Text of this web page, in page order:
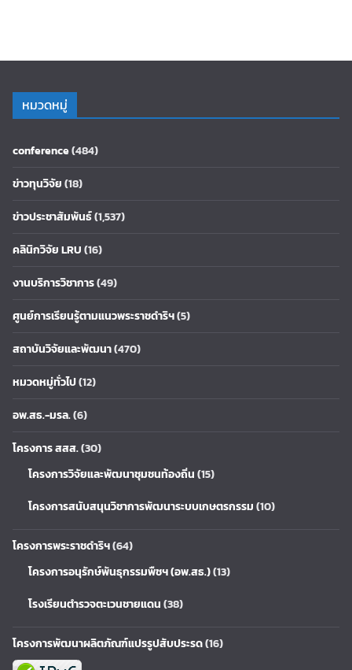
หมวดหมู่
conference(484)
ข่าวทุนวิจัย(18)
ข่าวประชาสัมพันธ์(1,537)
คลินิกวิจัย LRU(16)
งานบริการวิชาการ(49)
ศูนย์การเรียนรู้ตามแนวพระราชดำริฯ(5)
สถาบันวิจัยและพัฒนา(470)
หมวดหมู่ทั่วไป(12)
อพ.สธ.-มรล.(6)
โครงการ สสส.(30)
โครงการวิจัยและพัฒนาชุมชนท้องถิ่น(15)
โครงการสนับสนุนวิชาการพัฒนาระบบเกษตรกรรม(10)
โครงการพระราชดำริฯ(64)
โครงการอนุรักษ์พันธุกรรมพืชฯ (อพ.สธ.)(13)
โรงเรียนตำรวจตะเวนชายแดน(38)
โครงการพัฒนาผลิตภัณฑ์แปรรูปสับประรด(16)